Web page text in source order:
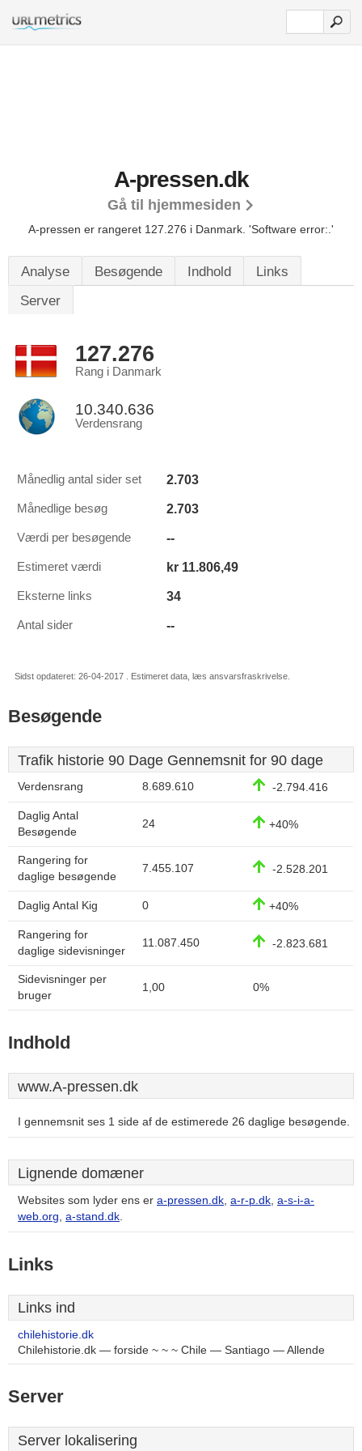
A-pressen.dk
Gå til hjemmesiden
A-pressen er rangeret 127.276 i Danmark. 'Software error:.'
Analyse Besøgende Indhold
Links
Server
127.276
Rang i Danmark
10.340.636
Verdensrang
Månedlig antal sider set 2.703
Månedlige besøg 2.703
Værdi per besøgende --
Estimeret værdi kr 11.806,49
Eksterne links 34
Antal sider --
Sidst opdateret: 26-04-2017 . Estimeret data, læs ansvarsfraskrivelse.
Besøgende
Trafik historie 90 Dage Gennemsnit for 90 dage
Verdensrang 8.689.610 -2.794.416
Daglig Antal
Besøgende
24 +40%
Rangering for
daglige besøgende
7.455.107 -2.528.201
Daglig Antal Kig 0 +40%
Rangering for
daglige sidevisninger
11.087.450 -2.823.681
Sidevisninger per
bruger
1,00 0%
Indhold
www.A-pressen.dk
I gennemsnit ses 1 side af de estimerede 26 daglige besøgende.
Lignende domæner
Websites som lyder ens er a-pressen.dk, a-r-p.dk, a-s-i-a-
web.org, a-stand.dk.
Links
Links ind
chilehistorie.dk
Chilehistorie.dk — forside ~ ~ ~ Chile — Santiago — Allende
Server
Server lokalisering